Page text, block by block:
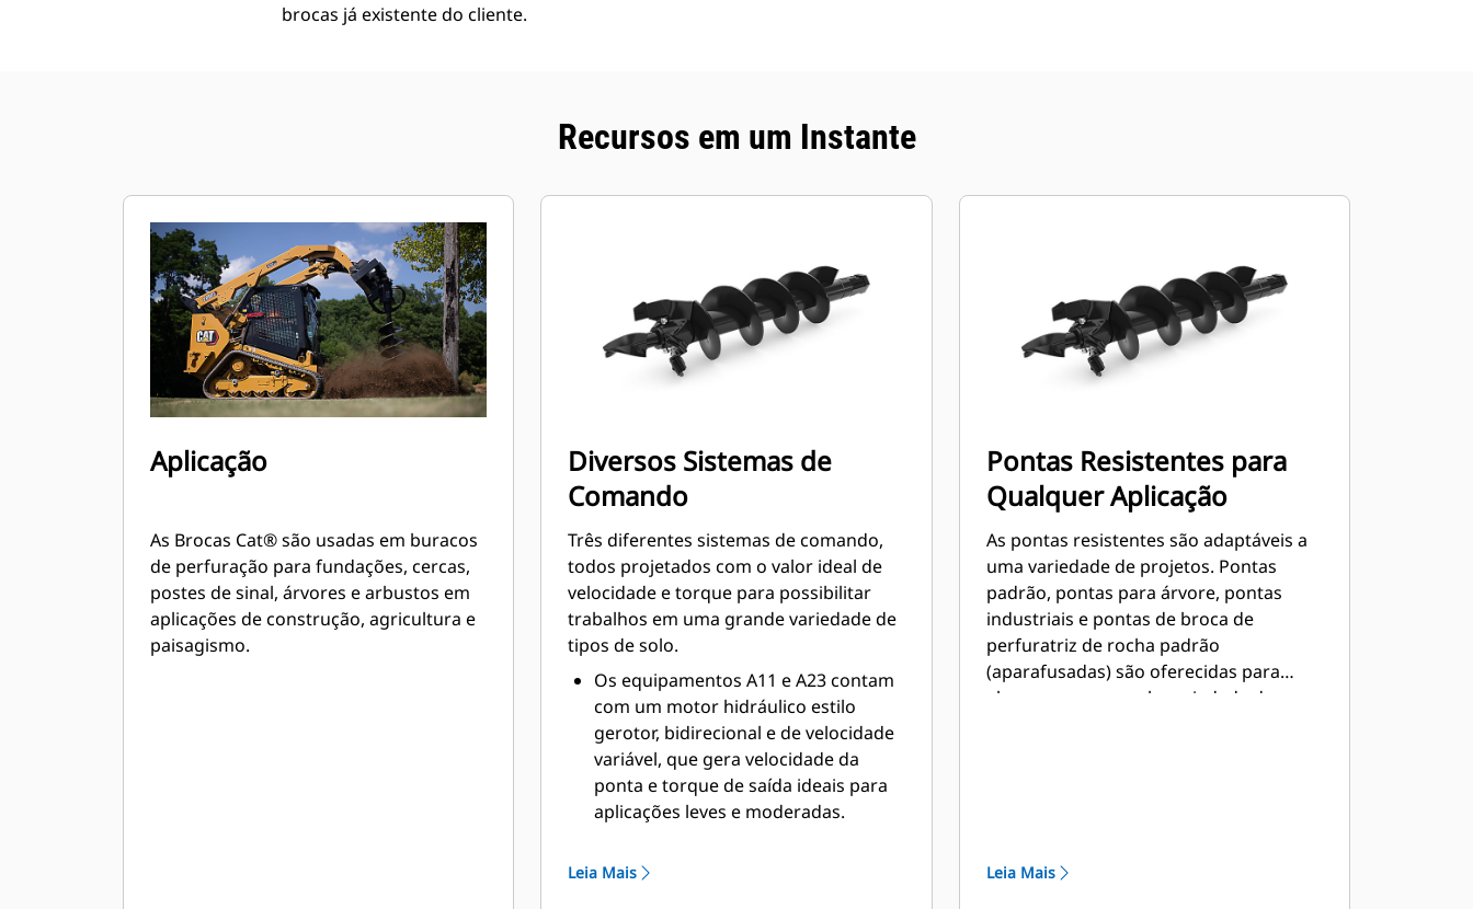
brocas já existente do cliente.
Recursos em um Instante
Aplicação
As Brocas Cat® são usadas em buracos
de perfuração para fundações, cercas,
postes de sinal, árvores e arbustos em
aplicações de construção, agricultura e
paisagismo.
Diversos Sistemas de
Comando
Três diferentes sistemas de comando,
todos projetados com o valor ideal de
velocidade e torque para possibilitar
trabalhos em uma grande variedade de
tipos de solo.
Os equipamentos A11 e A23 contam
com um motor hidráulico estilo
gerotor, bidirecional e de velocidade
variável, que gera velocidade da
ponta e torque de saída ideais para
aplicações leves e moderadas.
um motor hidráulico estilo gerotor
Leia Mais
Pontas Resistentes para
Qualquer Aplicação
As pontas resistentes são adaptáveis a
uma variedade de projetos. Pontas
padrão, pontas para árvore, pontas
industriais e pontas de broca de
perfuratriz de rocha padrão
(aparafusadas) são oferecidas para
abranger uma ampla variedade de
Leia Mais